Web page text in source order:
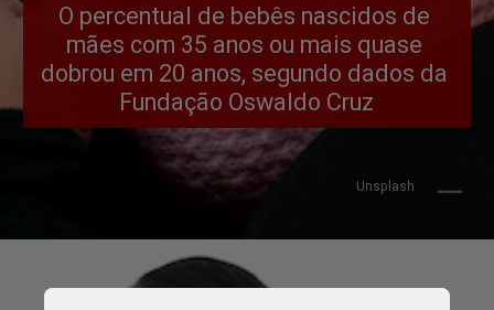
O percentual de bebês nascidos de
mães com 35 anos ou mais quase
dobrou em 20 anos, segundo dados da
Fundação Oswaldo Cruz
Unsplash